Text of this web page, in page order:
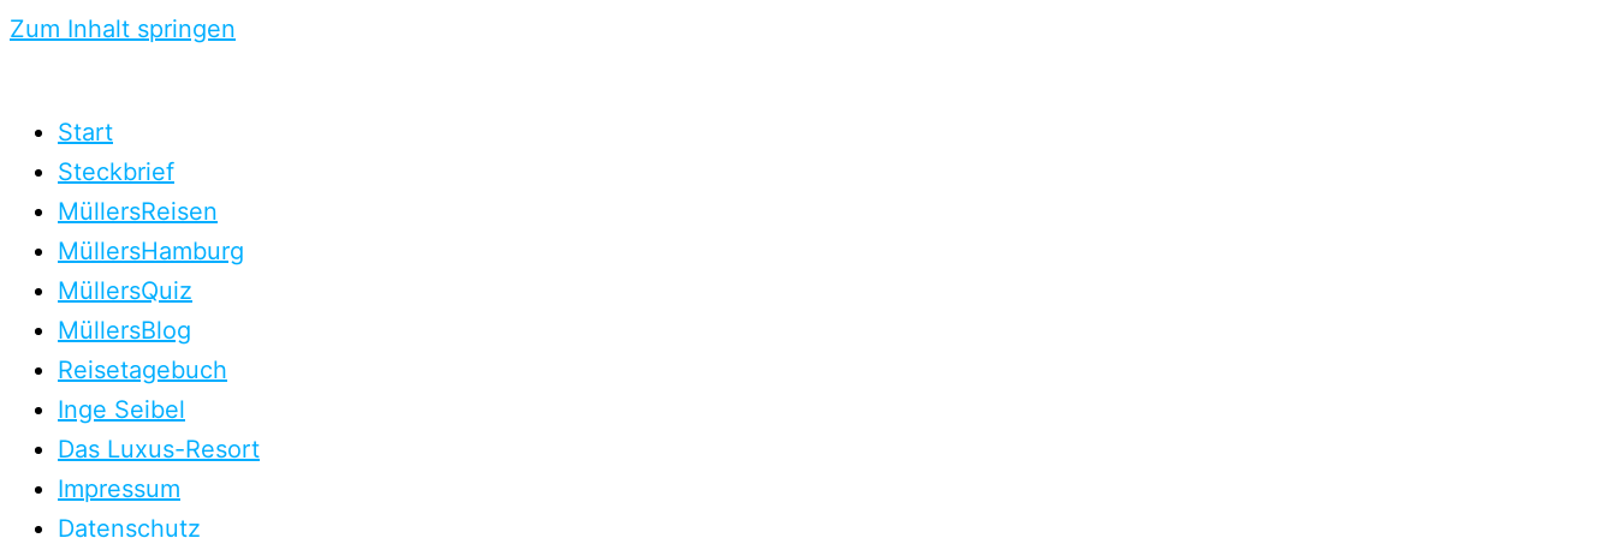
Zum Inhalt springen
Start
Steckbrief
MüllersReisen
MüllersHamburg
MüllersQuiz
MüllersBlog
Reisetagebuch
Inge Seibel
Das Luxus-Resort
Impressum
Datenschutz